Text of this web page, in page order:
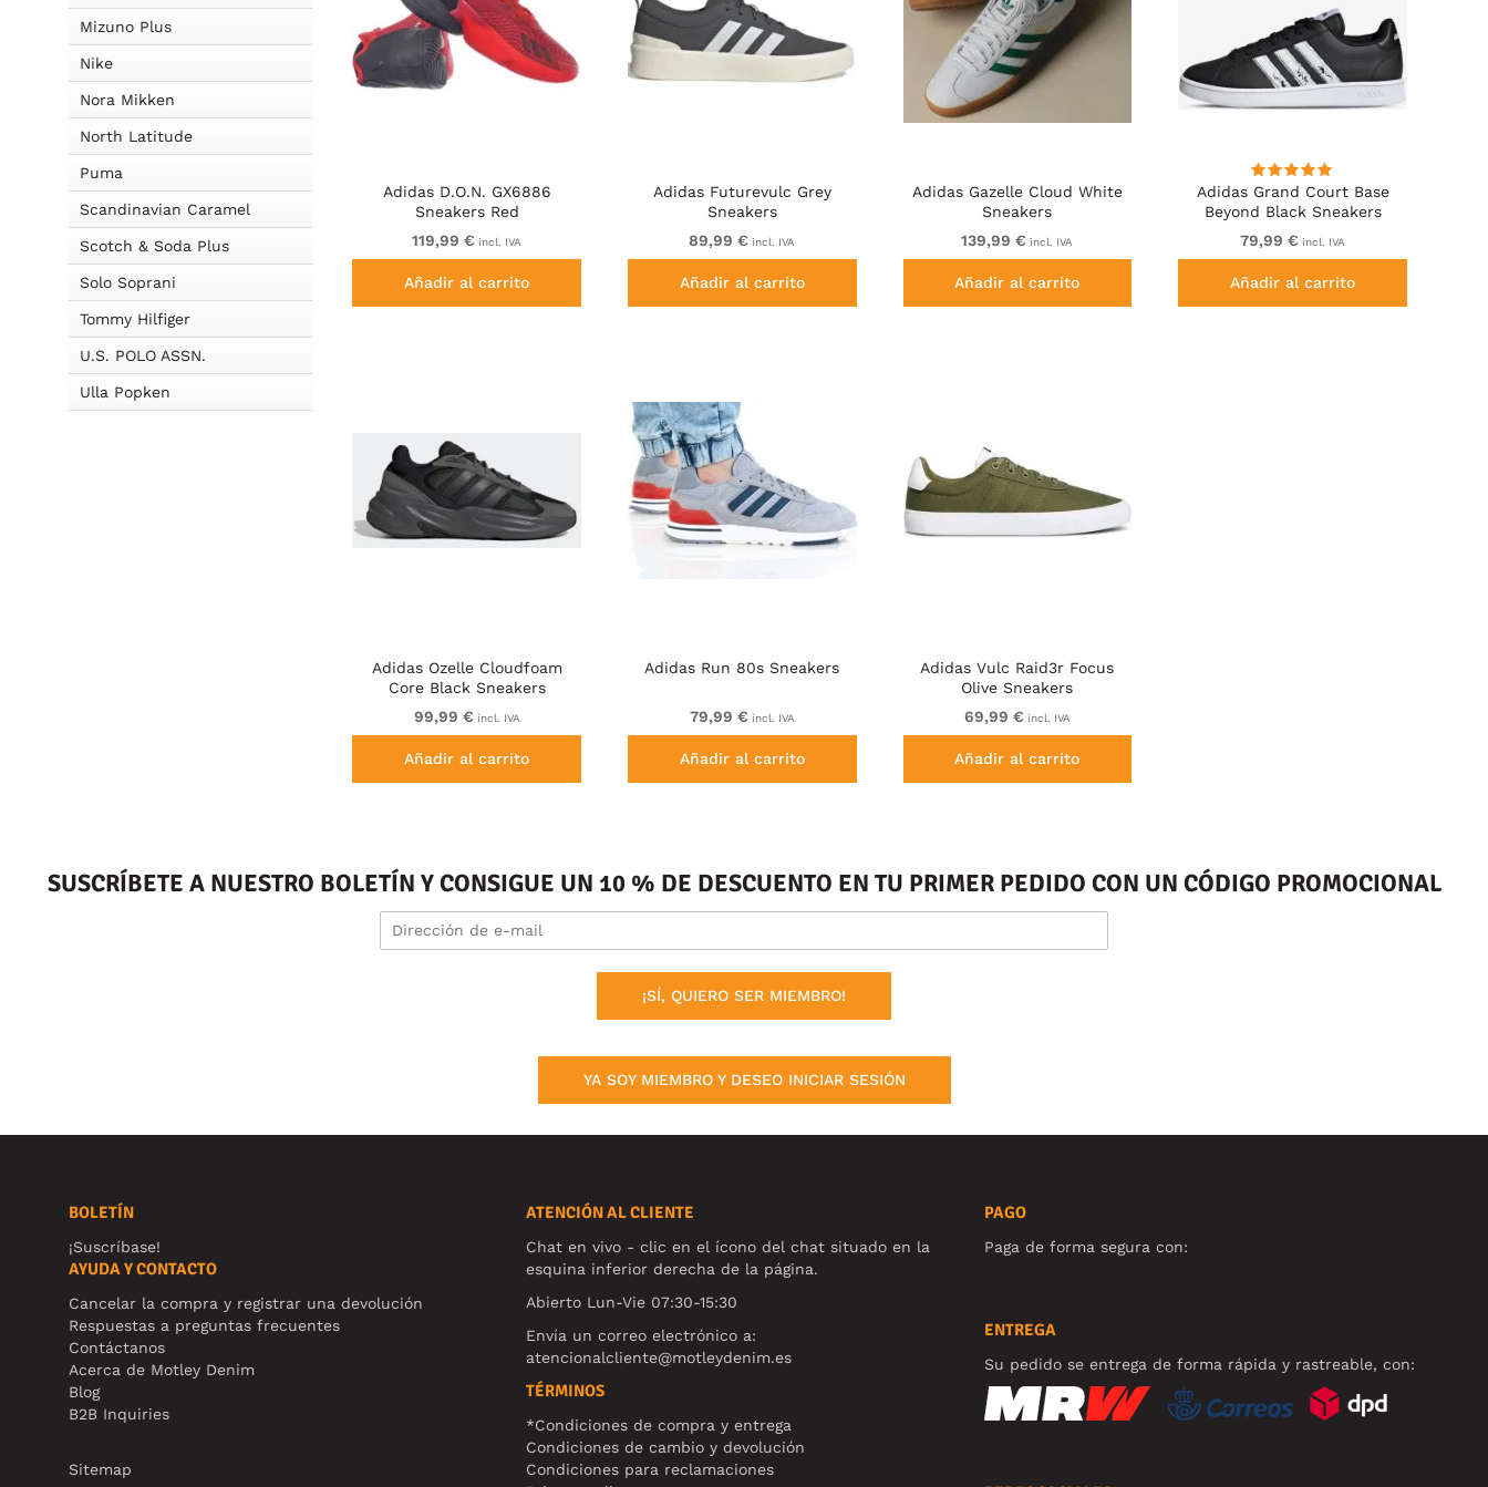
Mizuno Plus
Nike
Nora Mikken
North Latitude
Puma
Scandinavian Caramel
Scotch & Soda Plus
Solo Soprani
Tommy Hilfiger
U.S. POLO ASSN.
Ulla Popken
Adidas D.O.N. GX6886
Sneakers Red
119,99 € incl. IVA
Añadir al carrito
Adidas Futurevulc Grey
Sneakers
89,99 € incl. IVA
Añadir al carrito
Adidas Gazelle Cloud White
Sneakers
139,99 € incl. IVA
Añadir al carrito
Adidas Grand Court Base
Beyond Black Sneakers
79,99 € incl. IVA
Añadir al carrito
Adidas Ozelle Cloudfoam
Core Black Sneakers
99,99 € incl. IVA
Añadir al carrito
Adidas Run 80s Sneakers
79,99 € incl. IVA
Añadir al carrito
Adidas Vulc Raid3r Focus
Olive Sneakers
69,99 € incl. IVA
Añadir al carrito
SUSCRÍBETE A NUESTRO BOLETÍN Y CONSIGUE UN 10 % DE DESCUENTO EN TU PRIMER PEDIDO CON UN CÓDIGO PROMOCIONAL
¡SÍ, QUIERO SER MIEMBRO!
YA SOY MIEMBRO Y DESEO INICIAR SESIÓN
BOLETÍN
¡Suscríbase!
AYUDA Y CONTACTO
Cancelar la compra y registrar una devolución
Respuestas a preguntas frecuentes
Contáctanos
Acerca de Motley Denim
Blog
B2B Inquiries
Sitemap
ATENCIÓN AL CLIENTE
Chat en vivo - clic en el ícono del chat situado en la
esquina inferior derecha de la página.
Abierto Lun-Vie 07:30-15:30
Envía un correo electrónico a:
atencionalcliente@motleydenim.es
TÉRMINOS
*Condiciones de compra y entrega
Condiciones de cambio y devolución
Condiciones para reclamaciones
PAGO
Paga de forma segura con:
ENTREGA
Su pedido se entrega de forma rápida y rastreable, con: